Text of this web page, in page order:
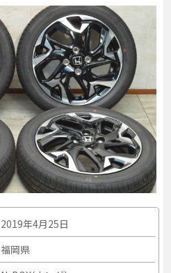
2019年4月25日
福岡県